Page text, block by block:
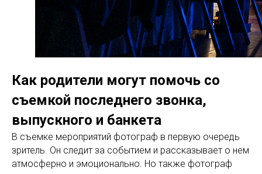
Как родители могут помочь со
съемкой последнего звонка,
выпускного и банкета
В съемке мероприятий фотограф в первую очередь
зритель. Он следит за событием и рассказывает о нем
атмосферно и эмоционально. Но также фотограф